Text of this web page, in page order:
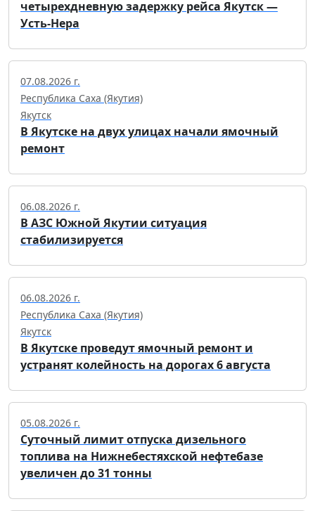
четырехдневную задержку рейса Якутск —
Усть-Нера
07.08.2026 г.
Республика Саха (Якутия)
Якутск
В Якутске на двух улицах начали ямочный
ремонт
06.08.2026 г.
В АЗС Южной Якутии ситуация
стабилизируется
06.08.2026 г.
Республика Саха (Якутия)
Якутск
В Якутске проведут ямочный ремонт и
устранят колейность на дорогах 6 августа
05.08.2026 г.
Суточный лимит отпуска дизельного
топлива на Нижнебестяхской нефтебазе
увеличен до 31 тонны